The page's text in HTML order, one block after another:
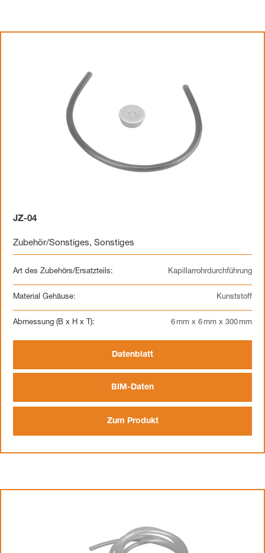
JZ-04
Zubehör/Sonstiges, Sonstiges
Art des Zubehörs/Ersatzteils: Kapillarrohrdurchführung
Material Gehäuse: Kunststoff
Abmessung (B x H x T): 6 mm x 6 mm x 300 mm
Datenblatt
BIM-Daten
Zum Produkt